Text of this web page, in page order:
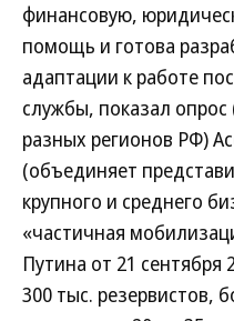
финансовую,
помощь и готова
адаптации к работе
службы, показал
разных регионов РФ)
(объединяет
крупного и среднего
«частичная
Путина от 21 сентября
300 тыс. резервистов,